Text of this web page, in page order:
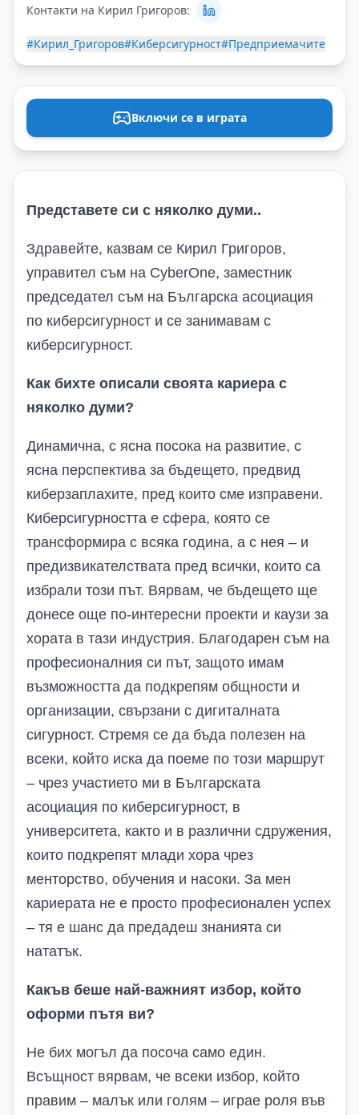
Контакти на Кирил Григоров:
#Кирил_Григоров#Киберсигурност#Предприемачите
Включи се в играта
Представете си с няколко думи..
Здравейте, казвам се Кирил Григоров,
управител съм на CyberOne, заместник
председател съм на Българска асоциация
по киберсигурност и се занимавам с
киберсигурност.
Как бихте описали своята кариера с
няколко думи?
Динамична, с ясна посока на развитие, с
ясна перспектива за бъдещето, предвид
киберзаплахите, пред които сме изправени.
Киберсигурността е сфера, която се
трансформира с всяка година, а с нея – и
предизвикателствата пред всички, които са
избрали този път. Вярвам, че бъдещето ще
донесе още по-интересни проекти и каузи за
хората в тази индустрия. Благодарен съм на
професионалния си път, защото имам
възможността да подкрепям общности и
организации, свързани с дигиталната
сигурност. Стремя се да бъда полезен на
всеки, който иска да поеме по този маршрут
– чрез участието ми в Българската
асоциация по киберсигурност, в
университета, както и в различни сдружения,
които подкрепят млади хора чрез
менторство, обучения и насоки. За мен
кариерата не е просто професионален успех
– тя е шанс да предадеш знанията си
нататък.
Какъв беше най-важният избор, който
оформи пътя ви?
Не бих могъл да посоча само един.
Всъщност вярвам, че всеки избор, който
правим – малък или голям – играе роля във